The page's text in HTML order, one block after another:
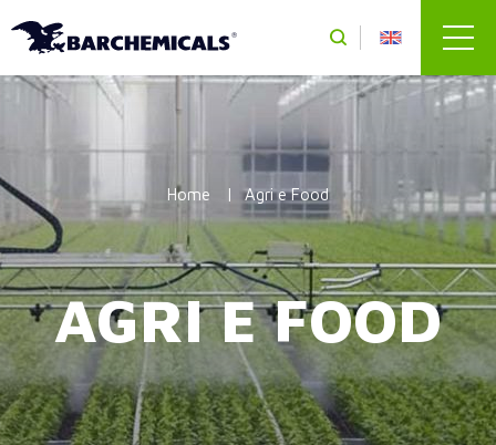
Home Agri e Food
AGRI E FOOD